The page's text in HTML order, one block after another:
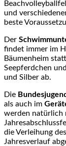
und
beste
Der
findet immer im
Bäumenheim
Seepferdchen
und Silber ab.
Die
als auch im
werden natürlich
die Verleihung des
Jahresverlauf